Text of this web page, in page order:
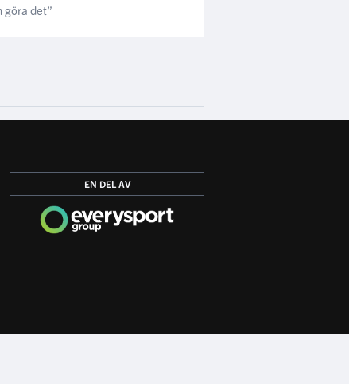
göra det”
EN DEL AV